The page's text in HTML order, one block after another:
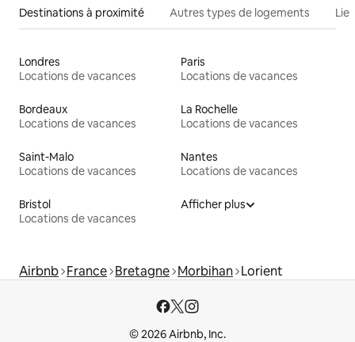
Destinations à proximité Autres types de logements
Londres
Locations de vacances
Paris
Locations de vacances
Bordeaux
Locations de vacances
La Rochelle
Locations de vacances
Saint-Malo
Locations de vacances
Nantes
Locations de vacances
Bristol
Locations de vacances
Afficher plus
Airbnb France Bretagne Morbihan Lorient
© 2026 Airbnb, Inc.